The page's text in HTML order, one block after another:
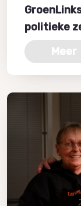
politieke
Meer